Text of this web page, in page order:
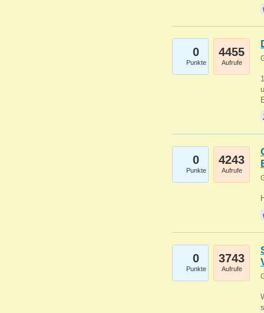
0
Punkte
4455
Aufrufe
0
Punkte
4243
Aufrufe
0
Punkte
3743
Aufrufe